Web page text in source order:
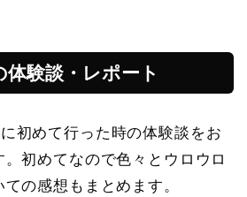
験談・レポート
初めて行った時の体験談をお
初めてなので色々とウロウロ
の感想もまとめます。